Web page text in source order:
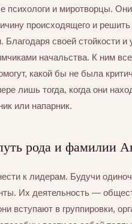
психологи и миротворцы.
происходящего и
своей стойкости
начальства. К ним
какой бы не была
лишь тогда, когда они
или напарник.
рода и фамилии
к лидерам. Будучи
Их деятельность —
вступают в группировки,